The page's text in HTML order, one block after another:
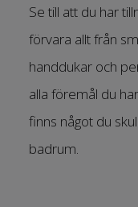
Se till att du har
förvara allt från
handdukar och
alla föremål du
finns något du
badrum.